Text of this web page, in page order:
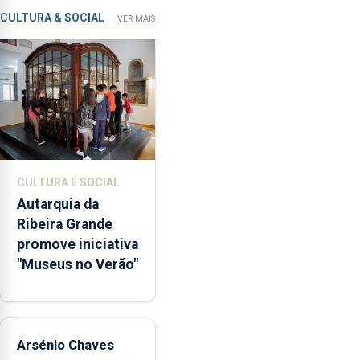
que
garante
a
abertura
dos
museus
e
núcleos
integrados
na
Rede
Municipal
de
aos
durante
CULTURA & SOCIAL VER MAIS
CULTURA E SOCIAL
Autarquia da
Ribeira Grande
promove iniciativa
"Museus no Verão"
Arsénio Chaves